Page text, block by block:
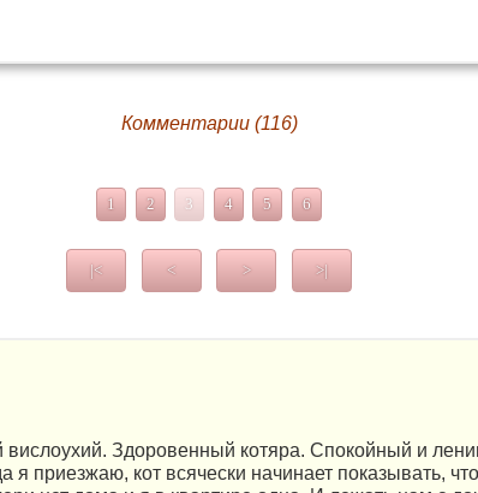
Комментарии (116)
1 2 3 4 5 6
|< < > >|
вислоухий. Здоровенный котяра. Спокойный и
я приезжаю, кот всячески начинает показывать,